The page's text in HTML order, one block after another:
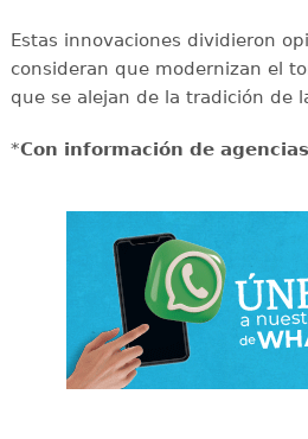
Estas innovaciones dividieron
consideran que modernizan el
que se alejan de la tradición de
*Con información de agencias